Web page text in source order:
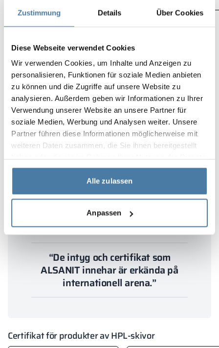
Zustimmung Details Über Cookies
Diese Webseite verwendet Cookies
Wir verwenden Cookies, um Inhalte und Anzeigen zu
personalisieren, Funktionen für soziale Medien anbieten
zu können und die Zugriffe auf unsere Website zu
analysieren. Außerdem geben wir Informationen zu Ihrer
Verwendung unserer Website an unsere Partner für
soziale Medien, Werbung und Analysen weiter. Unsere
Partner führen diese Informationen möglicherweise mit
weiteren Daten zusammen, die Sie ihnen bereitgestellt
gesammelt haben.
Alle zulassen
Anpassen
Intyg och certifikat
Våra produkter stöds inte bara av erfarenhet och
professionalism, utan också av konkreta intyg och
certifikat som bekräftar deras kvalitet och säkerhet. Vi
har nödvändiga hygienintyg, Europeisk Teknisk
Bedömning och CE-certifikat som utfärdats av det
välrenommerade Institutet för Byggteknik, samt TÜV-
certifikat.
Vi testar våra produkter och genomför cykliska
kvalitetstester för att garantera deras högsta kvalitet.
Den beviljade garantin utgör ett konkret åtagande, stött
av nödvändiga intyg och certifikat för våra produkter.
“De intyg och certifikat som
ALSANIT innehar är erkända på
internationell arena.”
Certifikat för produkter av HPL-skivor